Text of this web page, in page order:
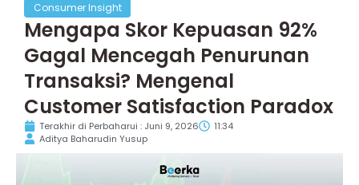
Consumer Insight
Mengapa Skor Kepuasan 92%
Gagal Mencegah Penurunan
Transaksi? Mengenal
Customer Satisfaction Paradox
Terakhir di Perbaharui : Juni 9, 2026
11:34
Aditya Baharudin Yusup